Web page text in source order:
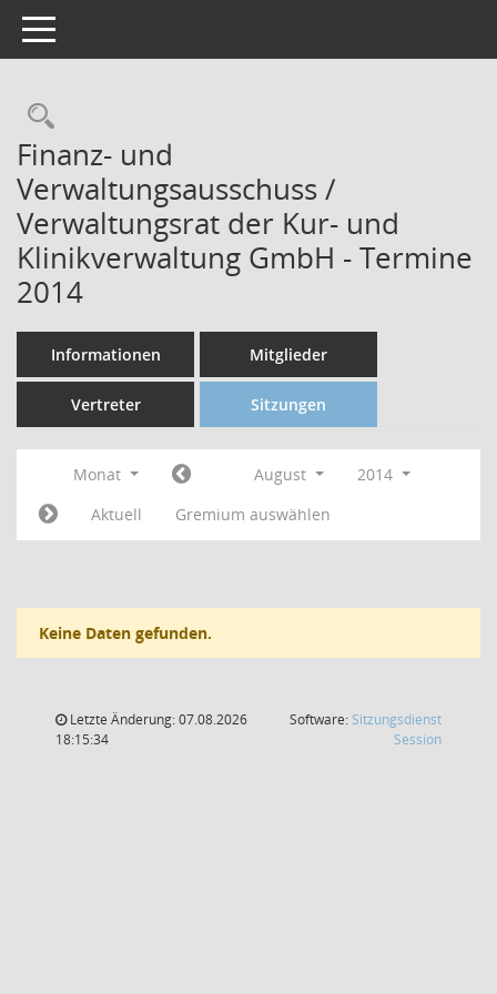
Toggle navigation
Finanz- und
Verwaltungsausschuss /
Verwaltungsrat der Kur- und
Klinikverwaltung GmbH - Termine
2014
Informationen Mitglieder
Vertreter Sitzungen
Monat August
2014
Aktuell
Gremium auswählen
Keine Daten gefunden.
Letzte Änderung: 07.08.2026
18:15:34
Software: Sitzungsdienst
Session(Wird in